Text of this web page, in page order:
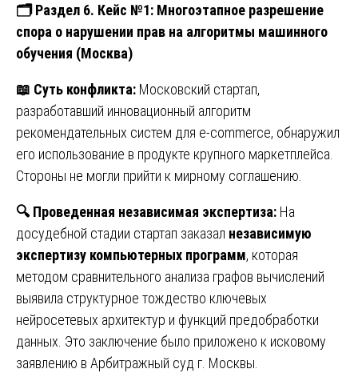
🗂️ Раздел 6. Кейс №1: Многоэтапное разрешение
спора о нарушении прав на алгоритмы машинного
обучения (Москва)
📖 Суть конфликта: Московский стартап,
разработавший инновационный алгоритм
рекомендательных систем для e-commerce, обнаружил
его использование в продукте крупного маркетплейса.
Стороны не могли прийти к мирному соглашению.
🔍Проведенная независимая экспертиза: На
досудебной стадии стартап заказал независимую
экспертизу компьютерных программ, которая
методом сравнительного анализа графов вычислений
выявила структурное тождество ключевых
нейросетевых архитектур и функций предобработки
данных. Это заключение было приложено к исковому
заявлению в Арбитражный суд г. Москвы.